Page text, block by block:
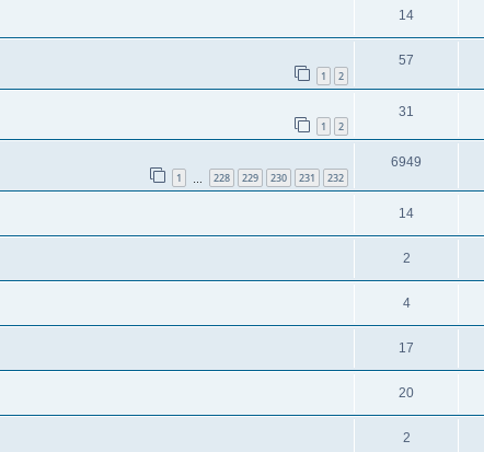
14
1 2
57
1 2
31
1 228 229 230 231 232
6949
14
2
4
17
20
2